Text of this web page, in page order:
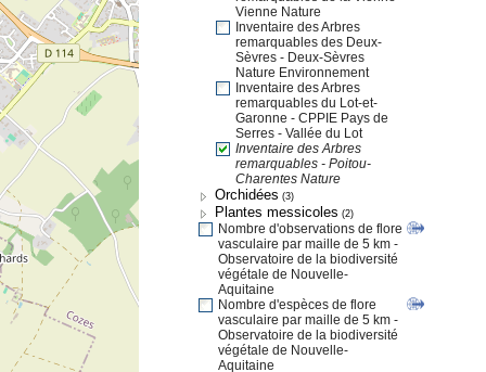
Vienne Nature
Inventaire des Arbres
remarquables des Deux-
Sèvres - Deux-Sèvres
Nature Environnement
Inventaire des Arbres
remarquables du Lot-et-
Garonne - CPPIE Pays de
Serres - Vallée du Lot
Inventaire des Arbres
remarquables - Poitou-
Charentes Nature
Orchidées (3)
Plantes messicoles (2)
Nombre d'observations de flore
vasculaire par maille de 5 km -
Observatoire de la biodiversité
végétale de Nouvelle-
Aquitaine
Nombre d'espèces de flore
vasculaire par maille de 5 km -
Observatoire de la biodiversité
végétale de Nouvelle-
Aquitaine